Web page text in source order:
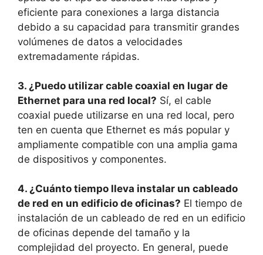
eficiente para conexiones a larga distancia
debido a su capacidad para transmitir grandes
volúmenes de datos a velocidades
extremadamente rápidas.
3. ¿Puedo utilizar cable coaxial en lugar de
Ethernet para una red local? Sí, el cable
coaxial puede utilizarse en una red local, pero
ten en cuenta que Ethernet es más popular y
ampliamente compatible con una amplia gama
de dispositivos y componentes.
4. ¿Cuánto tiempo lleva instalar un cableado
de red en un edificio de oficinas? El tiempo de
instalación de un cableado de red en un edificio
de oficinas depende del tamaño y la
complejidad del proyecto. En general, puede